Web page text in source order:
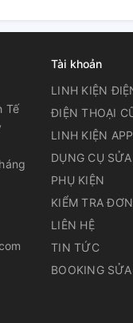
Tế
Tài khoản
LINH KIỆN
ĐIỆN THOẠI
LINH KIỆN
DỤNG CỤ
PHỤ KIỆN
KIỂM TRA
LIÊN HỆ
TIN TỨC
BOOKING